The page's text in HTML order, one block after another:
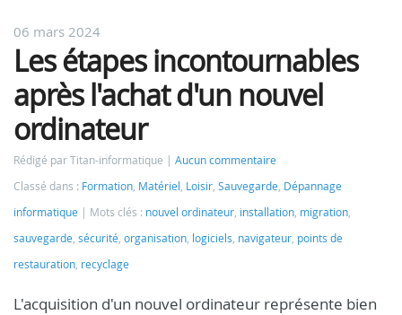
06 mars 2024
Les étapes incontournables
après l'achat d'un nouvel
ordinateur
Rédigé par Titan-informatique
Aucun commentaire
Classé dans : Formation Matériel Loisir Sauvegarde Dépannage
informatique
Mots clés : nouvel ordinateur installation migration
sauvegarde sécurité organisation logiciels navigateur points de
restauration recyclage
L'acquisition d'un nouvel ordinateur représente bien